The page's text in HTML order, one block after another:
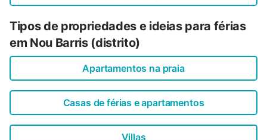
Tipos de propriedades e ideias para férias
em Nou Barris (distrito)
Apartamentos na praia
Casas de férias e apartamentos
Villas